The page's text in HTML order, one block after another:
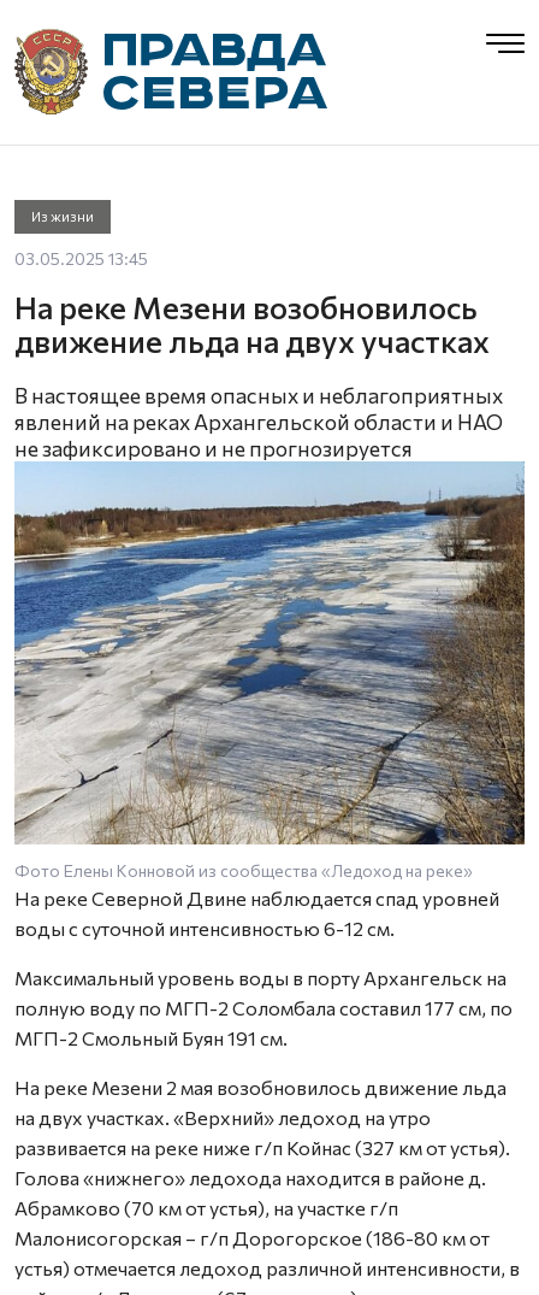
Из жизни
03.05.2025 13:45
На реке Мезени возобновилось
движение льда на двух участках
В настоящее время опасных и неблагоприятных
явлений на реках Архангельской области и НАО
не зафиксировано и не прогнозируется
Фото Елены Конновой из сообщества «Ледоход на реке»
На реке Северной Двине наблюдается спад уровней
воды с суточной интенсивностью 6-12 см.
Максимальный уровень воды в порту Архангельск на
полную воду по МГП-2 Соломбала составил 177 см, по
МГП-2 Смольный Буян 191 см.
На реке Мезени 2 мая возобновилось движение льда
на двух участках. «Верхний» ледоход на утро
развивается на реке ниже г/п Койнас (327 км от устья).
Голова «нижнего» ледохода находится в районе д.
Абрамково (70 км от устья), на участке г/п
Малонисогорская – г/п Дорогорское (186-80 км от
устья) отмечается ледоход различной интенсивности, в